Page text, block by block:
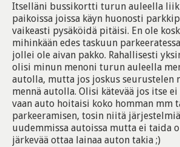
Itselläni bussikortti turun auleella
paikoissa joissa käyn huonosti
vaikeasti pysäköidä pitäisi. En ole
mihinkään edes taskuun
jollei ole aivan pakko. Rahallisesti
olisi minun menoni turun auleella
autolla, mutta jos joskus seurustelen
mennä autolla. Olisi kätevää jos itse
vaan auto hoitaisi koko homman mm
parkeeramisen, tosin niitä
uudemmissa autoissa mutta ei taida
järkevää ottaa lainaa auton takia ;)